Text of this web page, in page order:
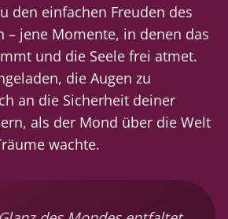
den einfachen Freuden des
– jene Momente, in denen das
und die Seele frei atmet.
die Augen zu
an die Sicherheit deiner
als der Mond über die Welt
wachte.